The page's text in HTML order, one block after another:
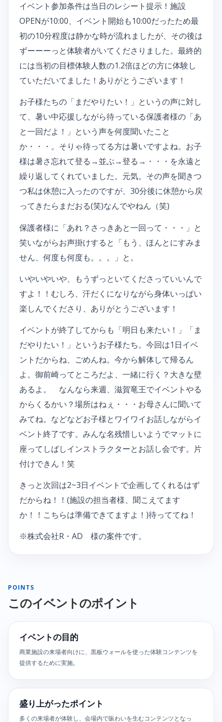
イベント参加条件は当日のレシート提示！施設
OPENが10:00、イベント開始も10:00だったため最
初の10分程度は静かな時が流れましたが、その後は
ずーーーっと体験者がいてくださりました。最終的
には当初の目標体験人数の1.2倍ほどの方に体験し
ていただいてました！ありがとうございます！
お子様たちの「まだやりたい！」というの声に対し
て、暑い中応援しながら待っている保護者様の「あ
と一回だよ！」という声を何度聞いたこと
か・・・。そりゃ待ってる方は暑いですよね。お子
様は暑さ忘れて登る→並ぶ→登る→・・・を永遠と
繰り返してくれていました。元気。その声を聞きつ
つ私は休憩に入ったのですが、30分後に休憩から戻
ってきたらまだおる(笑)なんでやねん（笑)
保護者様に「あれ？さっきあと一回って・・・」と
笑いながらお声掛けすると「もう、ほんとにすみま
せん、何度も何度も。。。」と。
いやいやいや、もうずっといてくださっていいんで
すよ！！むしろ、汗だくになりながら身体いっぱい
楽しんでくださり、ありがとうございます！
イベントが終了してからも「明日も来たい！」「ま
だやりたい！」というお子様たち。今回は1日イベ
ントだからね、ごめんね。今から解体して帰るん
よ。御前崎ってところだよ、一緒に行く？大きな壁
あるよ。 なんなら来週、滋賀竜王でイベントやる
からくるかい？場所はねぇ・・・お母さんに聞いて
みてね。などなどお子様とワイワイお話しながらイ
ベント終了です。みんな名残惜しいようでマットに
座ってしばしインストラクターとお話し会です。片
付けできん！笑
きっと次回は2~3日イベントで企画してくれるはず
だからね！！(施設の担当者様、聞こえてます
か！！こちらは準備できてますよ！)待っててね！
※株式会社R・AD 様の案件です。
POINTS
このイベントのポイント
イベントの目的
商業施設の来場者向けに、黒板ウォールを使った体験コンテンツを
提供するために実施。
盛り上がったポイント
多くの来場者が体験し、会場内で賑わいを生むコンテンツとなっ